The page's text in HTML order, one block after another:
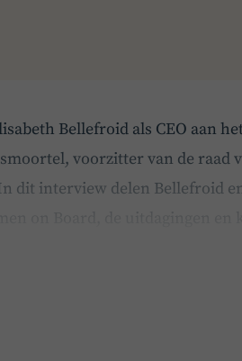
Bellefroid als CEO aan
voorzitter van de raad
dit interview delen Bellefroid